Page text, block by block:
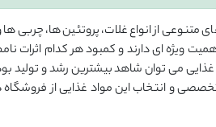
متنوعی از انواع غلات، پروتئین ها، چربی
ویژه ای دارند و کمبود هر کدام اثرات
غذایی می توان شاهد بیشترین رشد و تولید
و انتخاب این مواد غذایی از